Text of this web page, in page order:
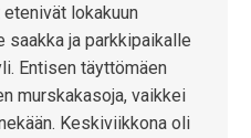
lokakuun
ja parkkipaikalle
Entisen täyttömäen
murskakasoja, vaikkei
Keskiviikkona oli